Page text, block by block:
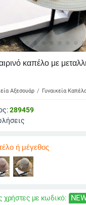
καπέλο με
Αξεσουάρ Γυναικεία
289459
ή μέγεθος
χρήστες με κωδικό: